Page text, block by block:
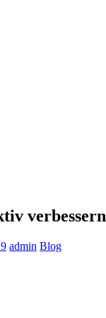
verbessern
admin Blog